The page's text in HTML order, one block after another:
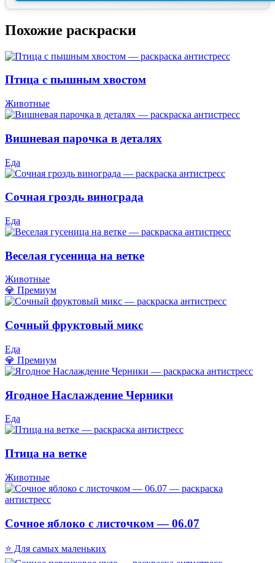
Похожие раскраски
Птица с пышным хвостом
Животные
Вишневая парочка в деталях
Еда
Сочная гроздь винограда
Еда
Веселая гусеница на ветке
Животные
💎 Премиум
Сочный фруктовый микс
Еда
💎 Премиум
Ягодное Наслаждение Черники
Еда
Птица на ветке
Животные
Сочное яблоко с листочком — 06.07
⭐ Для самых маленьких